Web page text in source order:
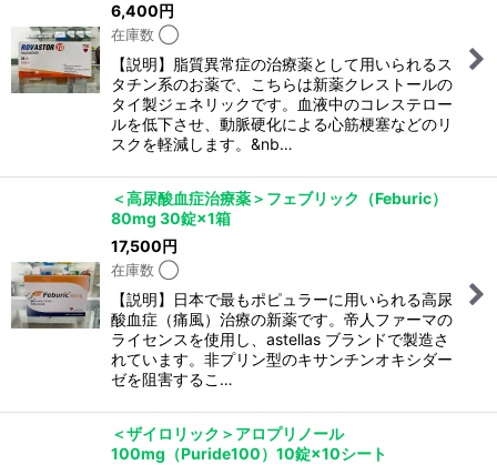
6,400円
在庫数 ◯
【説明】脂質異常症の治療薬として用いられるス
タチン系のお薬で、こちらは新薬クレストールの
タイ製ジェネリックです。血液中のコレステロー
ルを低下させ、動脈硬化による心筋梗塞などのリ
スクを軽減します。&nb…
＜高尿酸血症治療薬＞フェブリック（Feburic）
80mg 30錠×1箱
17,500円
在庫数 ◯
【説明】日本で最もポピュラーに用いられる高尿
酸血症（痛風）治療の新薬です。帝人ファーマの
ライセンスを使用し、astellas ブランドで製造さ
れています。非プリン型のキサンチンオキシダー
ゼを阻害するこ…
＜ザイロリック＞アロプリノール
100mg（Puride100）10錠×10シート